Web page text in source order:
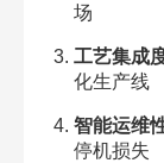
场​
工艺集成
化生产线​
智能运维
停机损失​